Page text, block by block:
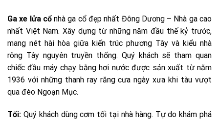
Ga xe lửa cổnhà ga cổ đẹp nhất Đông Dương – Nhà ga cao
nhất Việt Nam. Xây dựng từ những năm đầu thế kỷ trước,
mang nét hài hòa giữa kiến trúc phương Tây và kiểu nhà
rông Tây nguyên truyền thống. Quý khách sẽ tham quan
chiếc đầu máy chạy bằng hơi nước được sản xuất từ năm
1936 với những thanh ray răng cưa ngày xưa khi tàu vượt
qua đèo Ngoạn Mục.
Tối: Quý khách dùng cơm tối tại nhà hàng. Tự do khám phá